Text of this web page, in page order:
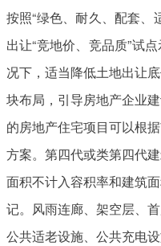
按照“绿色、耐久、配套、
出让“竞地价、竞品质”试
况下，适当降低土地出让
块布局，引导房地产企业
的房地产住宅项目可以根
方案。第四代或类第四代
面积不计入容积率和建筑
记。风雨连廊、架空层、
公共适老设施、公共充电设